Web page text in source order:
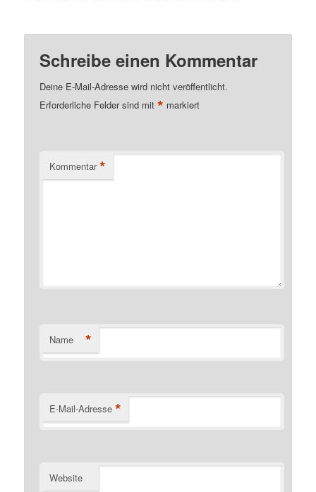
Schreibe einen Kommentar
Deine E-Mail-Adresse wird nicht veröffentlicht.
Erforderliche Felder sind mit* markiert
Kommentar *
Name *
E-Mail-Adresse *
Website